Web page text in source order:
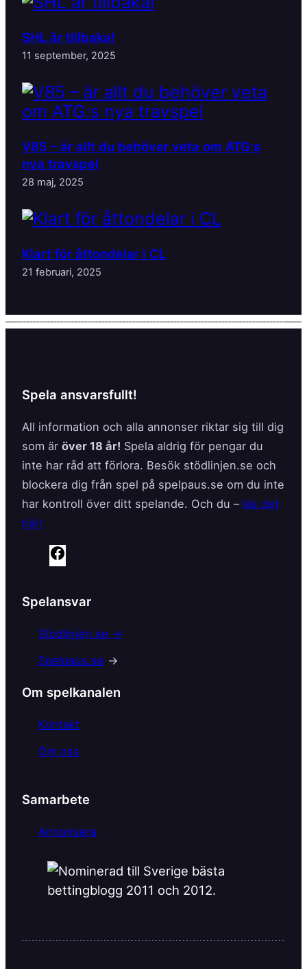
SHL är tillbaka!
11 september, 2025
V85 – är allt du behöver veta om ATG:s
nya travspel
28 maj, 2025
Klart för åttondelar i CL
21 februari, 2025
Spela ansvarsfullt!
All information och alla annonser riktar sig till dig
som är över 18 år! Spela aldrig för pengar du
inte har råd att förlora. Besök stödlinjen.se och
blockera dig från spel på spelpaus.se om du inte
har kontroll över ditt spelande. Och du – läs det
här!
e
b
o
k
Spelansvar
Stödlinjen.se →
Spelpaus.se →
Om spelkanalen
Kontakt
Om oss
Samarbete
Annonsera